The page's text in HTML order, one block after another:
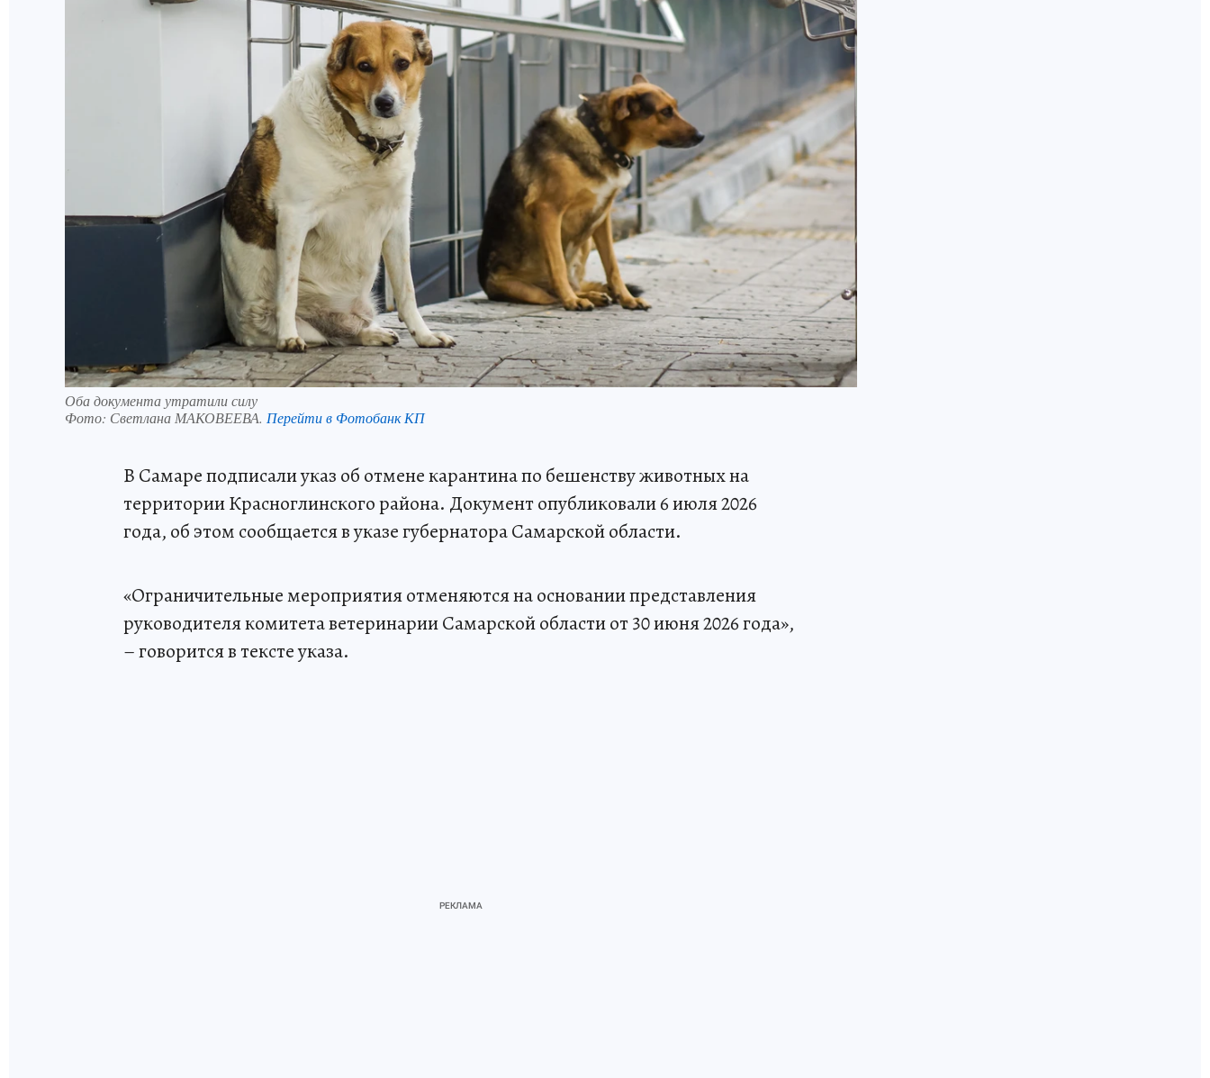
Оба документа утратили силу
Фото: Светлана МАКОВЕЕВА. Перейти в Фотобанк КП
В Самаре подписали указ об отмене карантина по бешенству животных на
территории Красноглинского района. Документ опубликовали 6 июля 2026
года, об этом сообщается в указе губернатора Самарской области.
«Ограничительные мероприятия отменяются на основании представления
руководителя комитета ветеринарии Самарской области от 30 июня 2026 года»,
– говорится в тексте указа.